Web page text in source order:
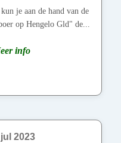
je aan de hand van de
op Hengelo Gld" de...
info
2023